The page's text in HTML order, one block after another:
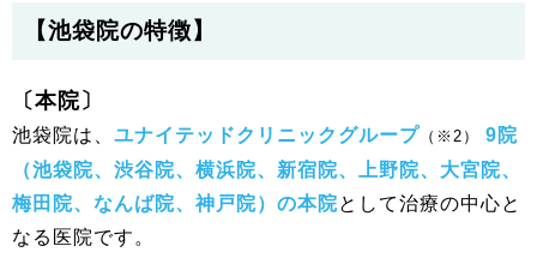
【池袋院の特徴】
〔本院〕
池袋院は、 ユナイテッドクリニックグループ （※2）
9院
（池袋院、渋谷院、横浜院、新宿院、上野院、大宮院、
梅田院、なんば院、神戸院）の本院として治療の中心と
なる医院です。